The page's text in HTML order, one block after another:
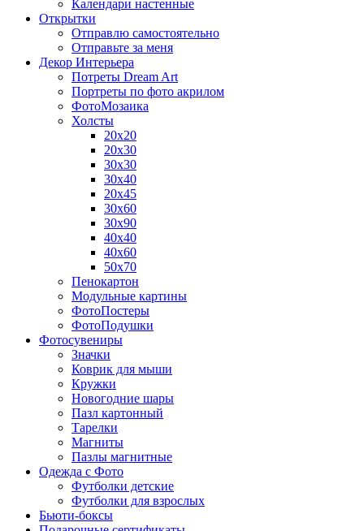
Календари настенные
Открытки
Отправлю самостоятельно
Отправьте за меня
Декор Интерьера
Потреты Dream Art
Портреты по фото акрилом
ФотоМозаика
Холсты
20х20
20х30
30х30
30х40
20х45
30х60
30х90
40х40
40х60
50х70
Пенокартон
Модульные картины
ФотоПостеры
ФотоПодушки
Фотоcувениры
Значки
Коврик для мыши
Кружки
Новогодние шары
Пазл картонный
Тарелки
Магниты
Пазлы магнитные
Одежда с Фото
Футболки детские
Футболки для взрослых
Бьюти-боксы